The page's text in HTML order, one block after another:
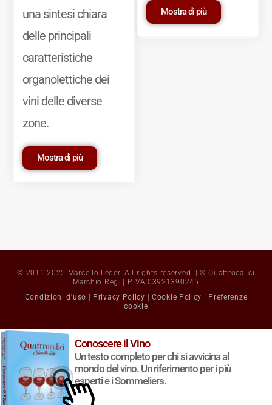
una sintesi chiara
delle principali
caratteristiche
organolettiche dei
vini delle diverse
zone.
Mostra di più
Mostra di più
© 2011-2025 Marcello Leder. All rights reserved. | ® Quattrocalici
Marchio Reg. | P.IVA 03921390245
Condizioni d'uso
Privacy Policy Cookie Policy
Preferenze
cookie
Conoscere il Vino
Un testo completo per chi si avvicina al
mondo del vino. Un riferimento per i più
esperti e i Sommeliers.